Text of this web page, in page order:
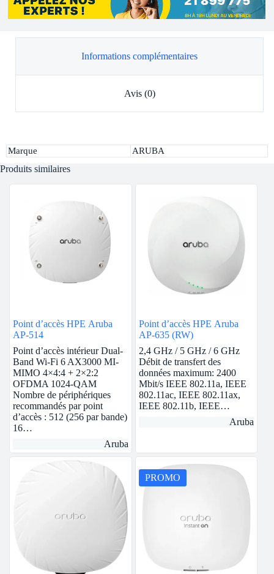
Informations complémentaires
Avis (0)
Marque ARUBA
Produits similaires
Point d’accès HPE Aruba
AP-514
Point d’accès intérieur Dual-
Band Wi-Fi 6 AX3000 MI-
MIMO 4×4:4 + 2×2:2
OFDMA 1024-QAM
Nombre de périphériques
recommandés par point
d’accès : 512 (256 par bande)
16…
Aruba
Point d’accès HPE Aruba
AP-635 (RW)
2,4 GHz / 5 GHz / 6 GHz
Débit de transfert des
données maximum: 2400
Mbit/s IEEE 802.11a, IEEE
802.11ac, IEEE 802.11ax,
IEEE 802.11b, IEEE…
Aruba
PROMO